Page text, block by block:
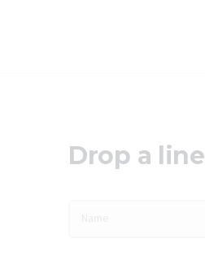
Drop a line